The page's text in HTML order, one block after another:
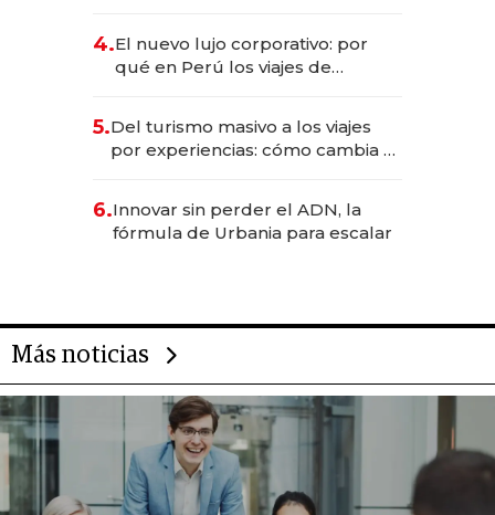
Fénix
4.El nuevo lujo corporativo: por
qué en Perú los viajes de
transformadoras
5.Del turismo masivo a los viajes
por experiencias: cómo cambia el
6.Innovar sin perder el ADN, la
fórmula de Urbania para escalar
Más noticias